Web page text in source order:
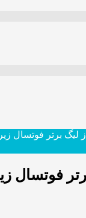
لیگ برتر فوتسال
فوتسال